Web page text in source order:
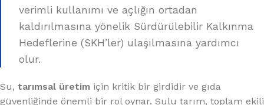
verimli kullanımı ve açlığın ortadan
kaldırılmasına yönelik Sürdürülebilir Kalkınma
Hedeflerine (SKH’ler) ulaşılmasına yardımcı
olur.
Su, tarımsal üretim için kritik bir girdidir ve gıda
güvenliğinde önemli bir rol oynar. Sulu tarım, toplam ekili